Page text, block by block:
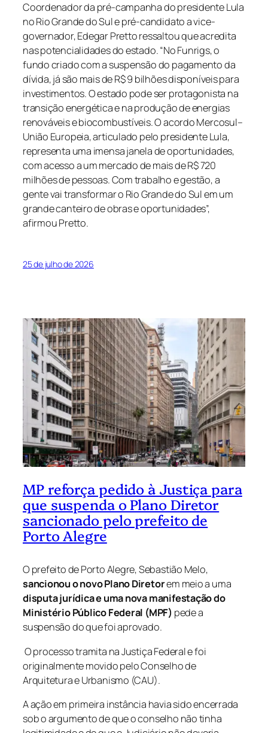
Coordenador da pré-campanha do presidente Lula
no Rio Grande do Sul e pré-candidato a vice-
governador, Edegar Pretto ressaltou que acredita
nas potencialidades do estado. “No Funrigs, o
fundo criado com a suspensão do pagamento da
dívida, já são mais de R$ 9 bilhões disponíveis para
investimentos. O estado pode ser protagonista na
transição energética e na produção de energias
renováveis e biocombustíveis. O acordo Mercosul–
União Europeia, articulado pelo presidente Lula,
representa uma imensa janela de oportunidades,
com acesso a um mercado de mais de R$ 720
milhões de pessoas. Com trabalho e gestão, a
gente vai transformar o Rio Grande do Sul em um
grande canteiro de obras e oportunidades”,
afirmou Pretto.
25 de julho de 2026
MP reforça pedido à Justiça para
que suspenda o Plano Diretor
sancionado pelo prefeito de
Porto Alegre
O prefeito de Porto Alegre, Sebastião Melo,
sancionou o novo Plano Diretorem meio a uma
disputa jurídica e uma nova manifestação do
Ministério Público Federal (MPF) pede a
suspensão do que foi aprovado.
O processo tramita na Justiça Federal e foi
originalmente movido pelo Conselho de
Arquitetura e Urbanismo (CAU).
A ação em primeira instância havia sido encerrada
sob o argumento de que o conselho não tinha